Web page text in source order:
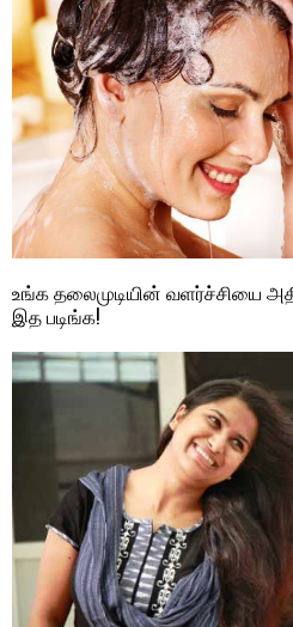
உங்க தலைமுடியின் வளர்ச்சியை
இத படிங்க!